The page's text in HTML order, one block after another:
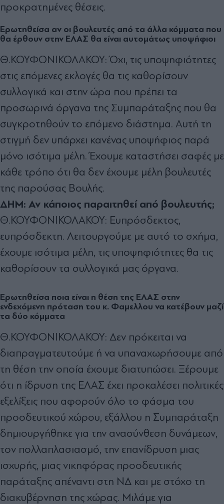
προκρατημένες θέσεις.
Ερωτηθείσα αν οι βουλευτές από τα άλλα κόμματα που
θα έρθουν στην ΕΛΑΣ θα είναι αυτομάτως υποψήφιοι
Θ.ΚΟΥΦΟΝΙΚΟΛΑΚΟΥ: Όχι, τις υποψηφιότητες
στις επόμενες εκλογές θα τις καθορίσουν
συλλογικά και στην ώρα που πρέπει τα
προσωρινά όργανα της Συμπαράταξης που θα
συγκροτηθούν το επόμενο διάστημα. Αυτή τη
στιγμή δεν υπάρχει κανένας υποψήφιος παρά
μόνο ισότιμα μέλη. Έχουμε καταστήσει σαφές με
κάθε τρόπο ότι θα δεν έχουμε μέλη βουλευτές
της παρούσας Βουλής.
ΔΗΜ: Αν κάποιος παραιτηθεί από βουλευτής;
Θ.ΚΟΥΦΟΝΙΚΟΛΑΚΟΥ: Ευπρόσδεκτος,
ευπρόσδεκτη. Λειτουργούμε με αυτό το σχήμα,
έχουμε ισότιμα μέλη, τις υποψηφιότητες θα τις
καθορίσουν τα συλλογικά μας όργανα.
Ερωτηθείσα ποια είναι η θέση της ΕΛΑΣ στην
ενδεχόμενη πρόταση του κ. Φαμελλου να κατέβουν μαζί
τα δύο κόμματα
Θ.ΚΟΥΦΟΝΙΚΟΛΑΚΟΥ: Δεν πρόκειται να
διαπραγματευτούμε ή να υπαναχωρήσουμε από
τη θέση την οποία έχουμε διατυπώσει. Ξέρουμε
ότι η ίδρυση της ΕΛΑΣ έχει προκαλέσει πολιτικές
εξελίξεις που αφορούν όλο το φάσμα του
προοδευτικού χώρου, εξάλλου η Συμπαράταξη
δημιουργήθηκε για την ανασύνθεση δυνάμεων,
τον πολλαπλασιασμό, την επανίδρυση μιας
ισχυρής, μιας νικηφόρας προοδευτικής
παράταξης απέναντι στη ΝΔ και με στόχο τη
διακυβέρνηση της χώρας. Μιλάμε για